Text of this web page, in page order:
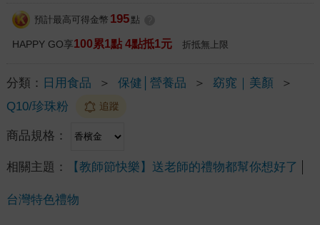
預計最高可得金幣 195 點
HAPPY GO享100累1點 4點抵1元 折抵無上限
分類： 日用食品 ＞ 保健│營養品 ＞ 窈窕｜美顏
＞
Q10/珍珠粉
追蹤
商品規格：
相關主題： 【教師節快樂】送老師的禮物都幫你想好了
台灣特色禮物